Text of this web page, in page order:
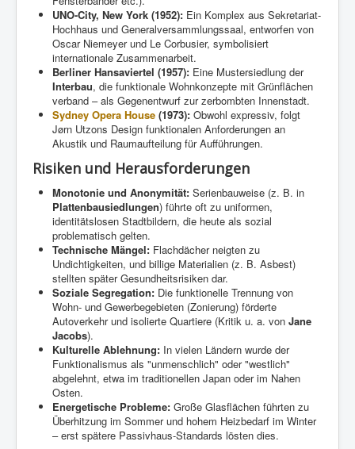
UNO-City, New York (1952): Ein Komplex aus Sekretariat-
Hochhaus und Generalversammlungssaal, entworfen von
Oscar Niemeyer und Le Corbusier, symbolisiert
internationale Zusammenarbeit.
Berliner Hansaviertel (1957): Eine Mustersiedlung der
Interbau, die funktionale Wohnkonzepte mit Grünflächen
verband – als Gegenentwurf zur zerbombten Innenstadt.
Sydney Opera House (1973): Obwohl expressiv, folgt
Jørn Utzons Design funktionalen Anforderungen an
Akustik und Raumaufteilung für Aufführungen.
Risiken und Herausforderungen
Monotonie und Anonymität: Serienbauweise (z. B. in
Plattenbausiedlungen) führte oft zu uniformen,
identitätslosen Stadtbildern, die heute als sozial
problematisch gelten.
Technische Mängel: Flachdächer neigten zu
Undichtigkeiten, und billige Materialien (z. B. Asbest)
stellten später Gesundheitsrisiken dar.
Soziale Segregation: Die funktionelle Trennung von
Wohn- und Gewerbegebieten (Zonierung) förderte
Autoverkehr und isolierte Quartiere (Kritik u. a. von Jane
Jacobs).
Kulturelle Ablehnung: In vielen Ländern wurde der
Funktionalismus als "unmenschlich" oder "westlich"
abgelehnt, etwa im traditionellen Japan oder im Nahen
Osten.
Energetische Probleme: Große Glasflächen führten zu
Überhitzung im Sommer und hohem Heizbedarf im Winter
– erst spätere Passivhaus-Standards lösten dies.